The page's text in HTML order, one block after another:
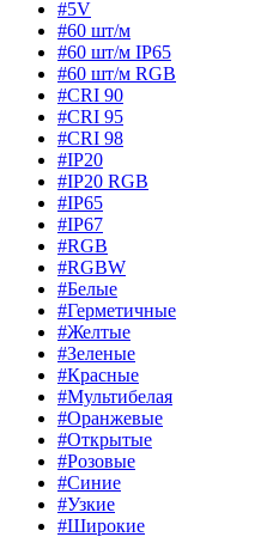
#5V
#60 шт/м
#60 шт/м IP65
#60 шт/м RGB
#CRI 90
#CRI 95
#CRI 98
#IP20
#IP20 RGB
#IP65
#IP67
#RGB
#RGBW
#Белые
#Герметичные
#Желтые
#Зеленые
#Красные
#Мультибелая
#Оранжевые
#Открытые
#Розовые
#Синие
#Узкие
#Широкие